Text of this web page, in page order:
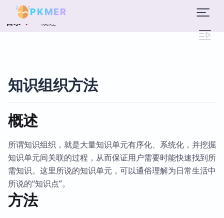
PKMER
目录 概述
知识组织方法
概述
所谓知识组织，就是大量知识单元有序化、系统化，并挖掘
知识单元间关联的过程，从而保证用户需要时能快速找到所
需知识。这里所说的知识单元，可以通俗理解为日常生活中
所说的“知识点”。
方法